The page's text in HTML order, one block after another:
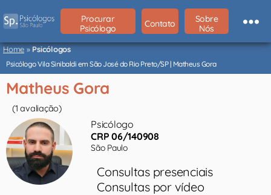
São
Paulo
Procurar
Psicólogo
Contato
Sobre
Nós
Home»Psicólogos
Psicólogo Vila Sinibaldi em São José do Rio Preto/SP | Matheus Gora
Matheus Gora
(1 avaliação)
Psicólogo
CRP 06/140908
São Paulo
Consultas presenciais
Consultas por vídeo